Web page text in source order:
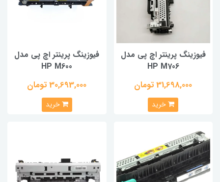
فیوزینگ پرینتر اچ پی مدل
HP M706
31,698,000 تومان
خرید
فیوزینگ پرینتر اچ پی مدل
HP M600
30,693,000 تومان
خرید